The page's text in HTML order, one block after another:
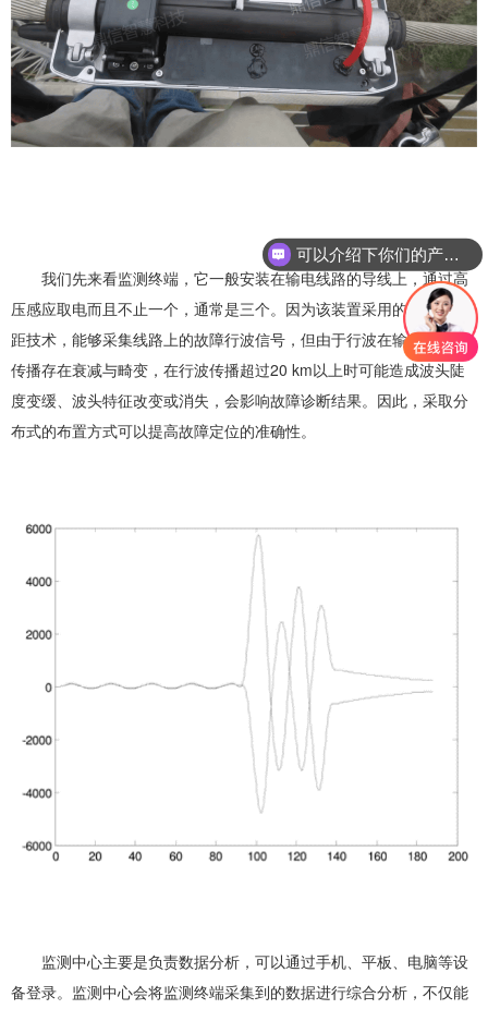
我们先来看监测终端，它一般安装在输电线路的导线上，通过高
压感应取电而且不止一个，通常是三个。因为该装置采用的是行波测
距技术，能够采集线路上的故障行波信号，但由于行波在输电线路上
传播存在衰减与畸变，在行波传播超过20 km以上时可能造成波头陡
度变缓、波头特征改变或消失，会影响故障诊断结果。因此，采取分
布式的布置方式可以提高故障定位的准确性。
监测中心主要是负责数据分析，可以通过手机、平板、电脑等设
备登录。监测中心会将监测终端采集到的数据进行综合分析，不仅能
可以介绍下你们的产品么？